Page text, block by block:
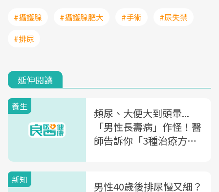
#攝護腺 #攝護腺肥大 #手術
#尿失禁
#排尿
延伸閱讀
養生
頻尿、大便大到頭暈...
「男性長壽病」作怪！醫
師告訴你「3種治療方
新知
男性40歲後排尿慢又細？